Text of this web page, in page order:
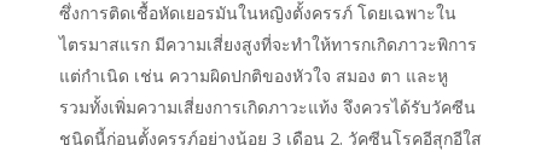
ซึ่งการติดเชื้อหัดเยอรมันในหญิงตั้งครรภ์ โดยเฉพาะใน
ไตรมาสแรก มีความเสี่ยงสูงที่จะทำให้ทารกเกิดภาวะพิการ
แต่กำเนิด เช่น ความผิดปกติของหัวใจ สมอง ตา และหู
รวมทั้งเพิ่มความเสี่ยงการเกิดภาวะแท้ง จึงควรได้รับวัคซีน
ชนิดนี้ก่อนตั้งครรภ์อย่างน้อย 3 เดือน 2. วัคซีนโรคอีสุกอีใส